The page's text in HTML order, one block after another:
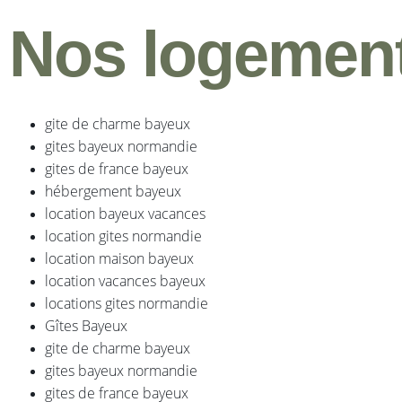
Nos
gite de charme bayeux
gites bayeux normandie
gites de france bayeux
hébergement bayeux
location bayeux vacances
location gites normandie
location maison bayeux
location vacances bayeux
locations gites normandie
Gîtes Bayeux
gite de charme bayeux
gites bayeux normandie
gites de france bayeux